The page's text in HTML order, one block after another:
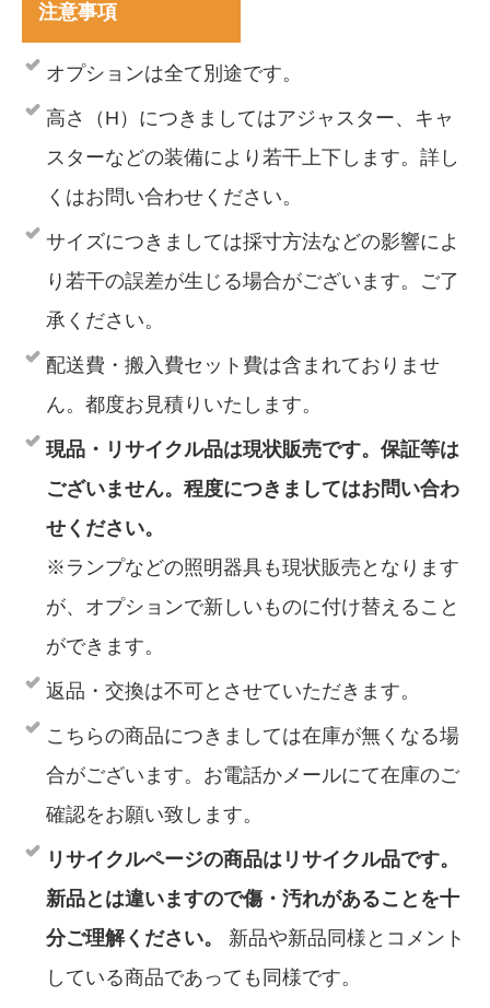
注意事項
オプションは全て別途です。
高さ（H）につきましてはアジャスター、キャ
スターなどの装備により若干上下します。詳し
くはお問い合わせください。
サイズにつきましては採寸方法などの影響によ
り若干の誤差が生じる場合がございます。ご了
承ください。
配送費・搬入費セット費は含まれておりませ
ん。都度お見積りいたします。
現品・リサイクル品は現状販売です。保証等は
ございません。程度につきましてはお問い合わ
せください。
※ランプなどの照明器具も現状販売となります
が、オプションで新しいものに付け替えること
ができます。
返品・交換は不可とさせていただきます。
こちらの商品につきましては在庫が無くなる場
合がございます。お電話かメールにて在庫のご
確認をお願い致します。
リサイクルページの商品はリサイクル品です。
新品とは違いますので傷・汚れがあることを十
分ご理解ください。
新品や新品同様とコメント
している商品であっても同様です。